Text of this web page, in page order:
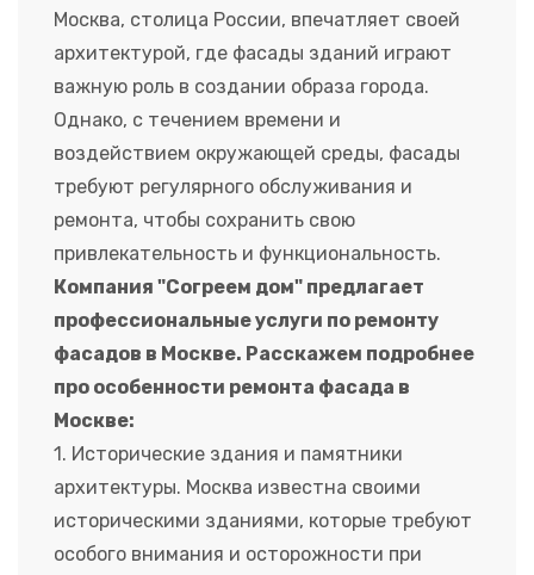
Москва, столица России, впечатляет своей
архитектурой, где фасады зданий играют
важную роль в создании образа города.
Однако, с течением времени и
воздействием окружающей среды, фасады
требуют регулярного обслуживания и
ремонта, чтобы сохранить свою
привлекательность и функциональность.
Компания "Согреем дом" предлагает
профессиональные услуги по ремонту
фасадов в Москве. Расскажем подробнее
про особенности ремонта фасада в
Москве:
1. Исторические здания и памятники
архитектуры. Москва известна своими
историческими зданиями, которые требуют
особого внимания и осторожности при